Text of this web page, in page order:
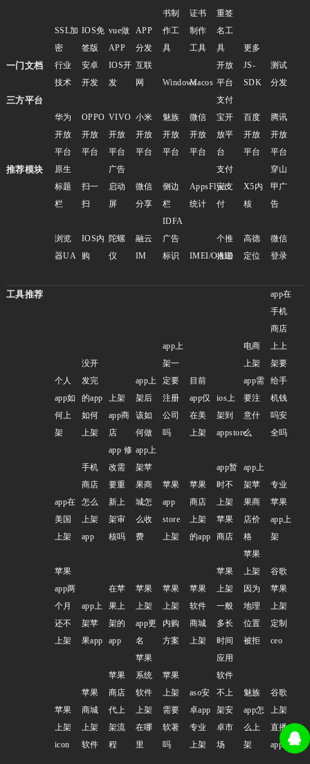
SSL加
密
IOS免
签版
vue做
APP
APP
分发
书制
作工
具
证书
制作
工具
重签
名工
具
更多
一门文档
行业
技术
安卓
开发
IOS开
发
互联
网
WindowsMacos
开放
平台
JS-
SDK
测试
分发
三方平台
华为
开放
平台
OPPO
开放
平台
VIVO
开放
平台
小米
开放
平台
魅族
开放
平台
微信
开放
平台
支付
宝开
放平
台
百度
开放
平台
腾讯
开放
平台
推荐模块
原生
标题
栏
扫一
扫
广告
启动
屏
微信
分享
侧边
栏
AppsFlyer
统计
支付
宝支
付
X5内
核
穿山
甲广
告
浏览
器UA
IOS内
购
陀螺
仪
融云
IM
IDFA
广告
标识
IMEI/OAID
个推
推送
高德
定位
微信
登录
工具推荐
个人
app如
何上
架
没开
发完
的app
如何
上架
上架
app商
店
app上
架后
该如
何做
app上
架一
定要
注册
公司
吗
目前
app仅
在美
上架
ios上
架到
appstore
电商
上架
app需
要注
意什
么
app在
手机
商店
上上
架要
给手
机钱
吗安
全吗
app在
美国
上架
手机
商店
怎么
上架
app
app 修
改需
要重
新上
架审
核吗
app上
架苹
果商
城怎
么收
费
苹果
app
store
上架
苹果
商店
上架
的app
app暂
时不
上架
苹果
商店
app上
架苹
果商
店价
格
专业
苹果
app上
架
苹果
app两
个月
还不
上架
app上
架苹
果app
在苹
果上
架的
app
苹果
上架
app更
名
苹果
上架
内购
方案
苹果
软件
商城
上架
苹果
上架
一般
多长
时间
苹果
上架
因为
地理
位置
被拒
谷歌
苹果
上架
定制
ceo
苹果
上架
icon
苹果
商城
上架
软件
苹果
商店
代上
架流
程
苹果
系统
软件
上架
在哪
里
苹果
上架
需要
软著
吗
aso安
卓app
专业
上架
应用
软件
不上
架安
卓市
场
魅族
app怎
么上
架
谷歌
上架
直播
app